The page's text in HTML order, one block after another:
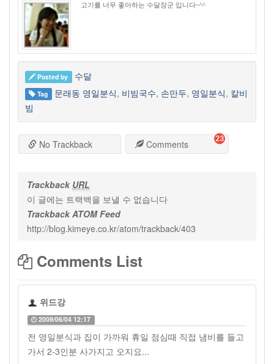
고기를 너무 좋아하는 수달장군 입니다~^^
Posted by 수달
Tag 문래동 영일분식, 비빔국수, 손만두, 영일분식, 칼비
빔
No Trackback Comments 23
Trackback URL
이 글에는 트랙백을 보낼 수 없습니다
Trackback ATOM Feed
http://blog.kimeye.co.kr/atom/trackback/403
Comments List
위드강
2009/06/04 12:17
전 영일분식과 집이 가까워 휴일 점심때 직접 냄비를 들고
가서 2-3인분 사가지고 오지요...